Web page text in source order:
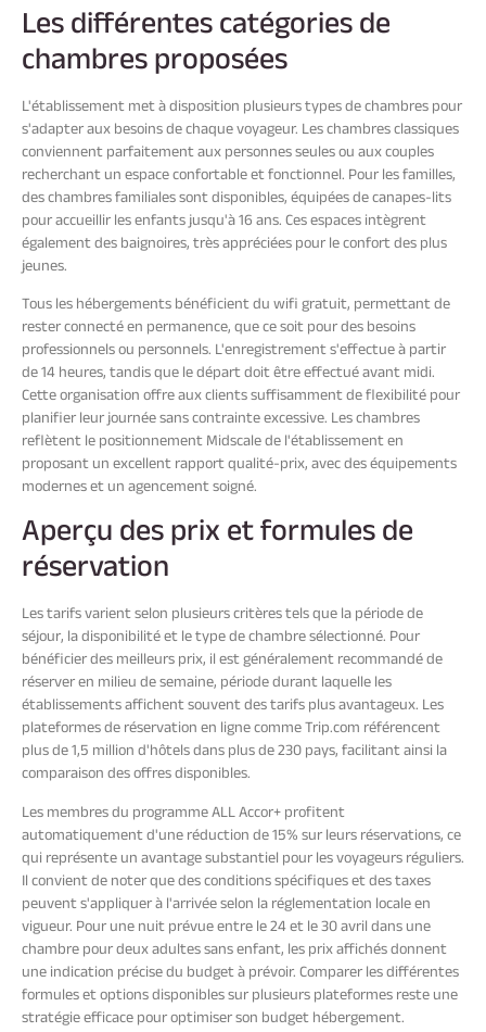
Les différentes catégories de
chambres proposées
L'établissement met à disposition plusieurs types de chambres pour
s'adapter aux besoins de chaque voyageur. Les chambres classiques
conviennent parfaitement aux personnes seules ou aux couples
recherchant un espace confortable et fonctionnel. Pour les familles,
des chambres familiales sont disponibles, équipées de canapes-lits
pour accueillir les enfants jusqu'à 16 ans. Ces espaces intègrent
également des baignoires, très appréciées pour le confort des plus
jeunes.
Tous les hébergements bénéficient du wifi gratuit, permettant de
rester connecté en permanence, que ce soit pour des besoins
professionnels ou personnels. L'enregistrement s'effectue à partir
de 14 heures, tandis que le départ doit être effectué avant midi.
Cette organisation offre aux clients suffisamment de flexibilité pour
planifier leur journée sans contrainte excessive. Les chambres
reflètent le positionnement Midscale de l'établissement en
proposant un excellent rapport qualité-prix, avec des équipements
modernes et un agencement soigné.
Aperçu des prix et formules de
réservation
Les tarifs varient selon plusieurs critères tels que la période de
séjour, la disponibilité et le type de chambre sélectionné. Pour
bénéficier des meilleurs prix, il est généralement recommandé de
réserver en milieu de semaine, période durant laquelle les
établissements affichent souvent des tarifs plus avantageux. Les
plateformes de réservation en ligne comme Trip.com référencent
plus de 1,5 million d'hôtels dans plus de 230 pays, facilitant ainsi la
comparaison des offres disponibles.
Les membres du programme ALL Accor+ profitent
automatiquement d'une réduction de 15% sur leurs réservations, ce
qui représente un avantage substantiel pour les voyageurs réguliers.
Il convient de noter que des conditions spécifiques et des taxes
peuvent s'appliquer à l'arrivée selon la réglementation locale en
vigueur. Pour une nuit prévue entre le 24 et le 30 avril dans une
chambre pour deux adultes sans enfant, les prix affichés donnent
une indication précise du budget à prévoir. Comparer les différentes
formules et options disponibles sur plusieurs plateformes reste une
stratégie efficace pour optimiser son budget hébergement.